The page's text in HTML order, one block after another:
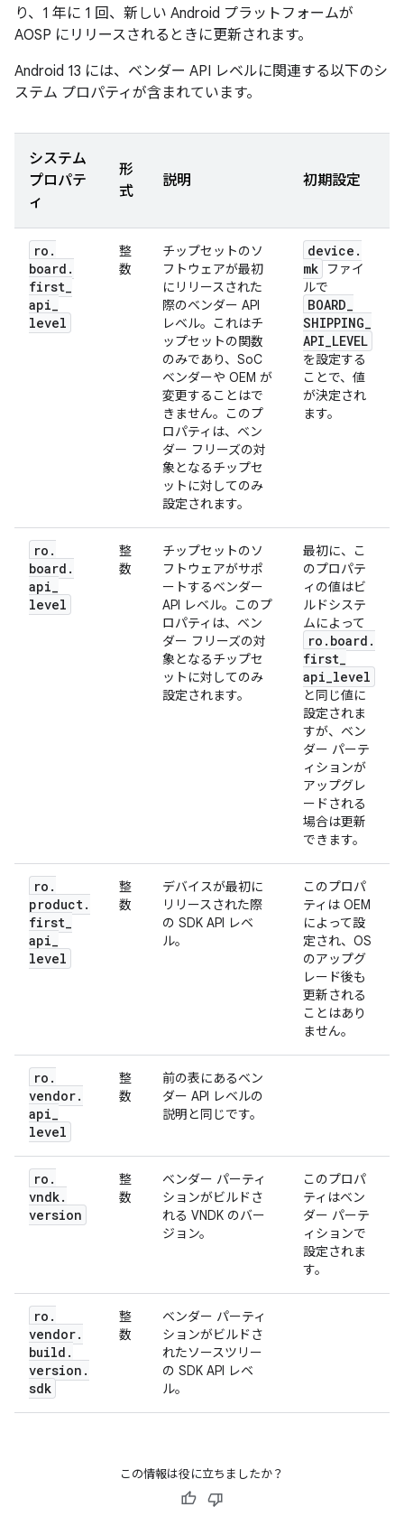
り、1 年に 1 回、新しい Android プラットフォームが
AOSP にリリースされるときに更新されます。
Android 13 には、ベンダー API レベルに関連する以下のシ
ステム プロパティが含まれています。
システム
プロパテ
ィ
形
式
説明 初期設定
ro .
board .
first_
api_
level
整
数
チップセットのソ
フトウェアが最初
にリリースされた
際のベンダー API
レベル。これはチ
ップセットの関数
のみであり、SoC
ベンダーや OEM が
変更することはで
きません。このプ
ロパティは、ベン
ダー フリーズの対
象となるチップセ
ットに対してのみ
設定されます。
device .
mk
ファイ
ルで
BOARD_
SHIPPING_
API_LEVEL
を設定する
ことで、値
が決定され
ます。
ro .
board .
api_
level
整
数
チップセットのソ
フトウェアがサポ
ートするベンダー
API レベル。このプ
ロパティは、ベン
ダー フリーズの対
象となるチップセ
ットに対してのみ
設定されます。
最初に、こ
のプロパテ
ィの値はビ
ルドシステ
ムによって
ro . board .
first_
api_level
と同じ値に
設定されま
すが、ベン
ダー パーテ
ィションが
アップグレ
ードされる
場合は更新
できます。
ro .
product.
first_
api_
level
整
数
デバイスが最初に
リリースされた際
の SDK API レベ
ル。
このプロパ
ティは OEM
によって設
定され、OS
のアップグ
レード後も
更新される
ことはあり
ません。
ro .
vendor.
api_
level
整
数
前の表にあるベン
ダー API レベルの
説明と同じです。
ro .
vndk.
version
整
数
ベンダー パーティ
ションがビルドさ
れる VNDK のバー
ジョン。
このプロパ
ティはベン
ダー パーテ
ィションで
設定されま
す。
ro .
vendor.
build .
version .
sdk
整
数
ベンダー パーティ
ションがビルドさ
れたソースツリー
の SDK API レベ
ル。
この情報は役に立ちましたか？